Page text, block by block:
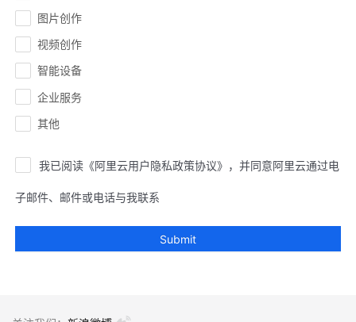
图片创作
视频创作
智能设备
企业服务
其他
我已阅读《阿里云用户隐私政策协议》，并同意阿里云通过电
子邮件、邮件或电话与我联系
Submit